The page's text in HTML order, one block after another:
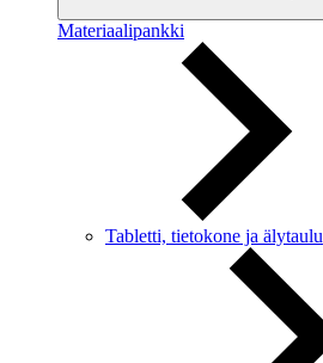
Materiaalipankki
Tabletti, tietokone ja älytaulu